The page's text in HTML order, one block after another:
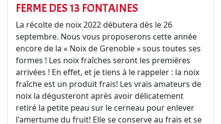
FERME DES 13 FONTAINES
La récolte de noix 2022 débutera dès le 26
septembre. Nous vous proposerons cette année
encore de la « Noix de Grenoble » sous toutes ses
formes ! Les noix fraîches seront les premières
arrivées ! En effet, et je tiens à le rappeler : la noix
fraîche est un produit frais! Les vrais amateurs de
noix la dégusteront après avoir délicatement
retiré la petite peau sur le cerneau pour enlever
l'amertume du fruit! Elle se conserve au frais et se